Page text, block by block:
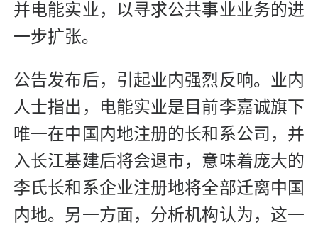
并电能实业，以寻求公共事业业务的进
一步扩张。
公告发布后，引起业内强烈反响。业内
人士指出，电能实业是目前李嘉诚旗下
唯一在中国内地注册的长和系公司，并
入长江基建后将会退市，意味着庞大的
李氏长和系企业注册地将全部迁离中国
内地。另一方面，分析机构认为，这一